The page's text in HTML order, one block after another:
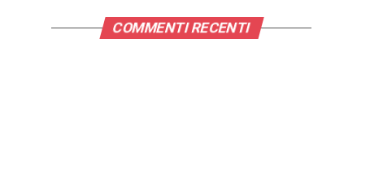
COMMENTI RECENTI